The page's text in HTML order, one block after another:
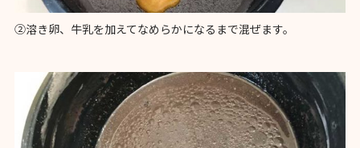
②溶き卵、牛乳を加えてなめらかになるまで混ぜます。